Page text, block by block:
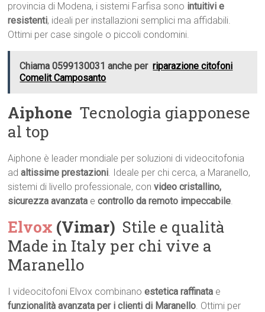
provincia di Modena, i sistemi Farfisa sono intuitivi e
resistenti, ideali per installazioni semplici ma affidabili.
Ottimi per case singole o piccoli condomini.
Chiama 0599130031 anche per riparazione citofoni
Comelit Camposanto
Aiphone  Tecnologia giapponese
al top
Aiphone è leader mondiale per soluzioni di videocitofonia
adaltissime prestazioni. Ideale per chi cerca, a Maranello,
sistemi di livello professionale, convideo cristallino,
sicurezza avanzata econtrollo da remoto impeccabile.
Elvox (Vimar)  Stile e qualità
Made in Italy per chi vive a
Maranello
I videocitofoni Elvox combinanoestetica raffinata e
funzionalità avanzata per i clienti di Maranello. Ottimi per